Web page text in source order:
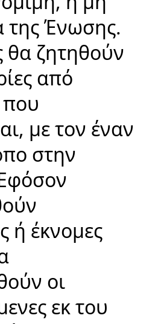
της Ένωσης.
ζητηθούν
από
με τον έναν
στην
ή έκνομες
οι
εκ του